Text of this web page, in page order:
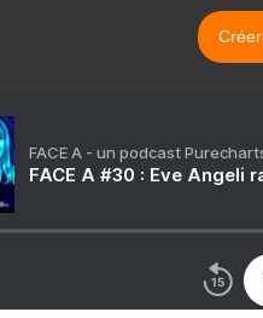
FACE A - un podcast
FACE A #30 : Eve Angeli